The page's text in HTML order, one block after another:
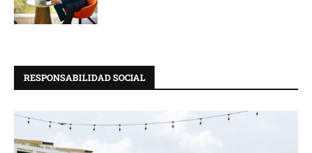
RESPONSABILIDAD SOCIAL